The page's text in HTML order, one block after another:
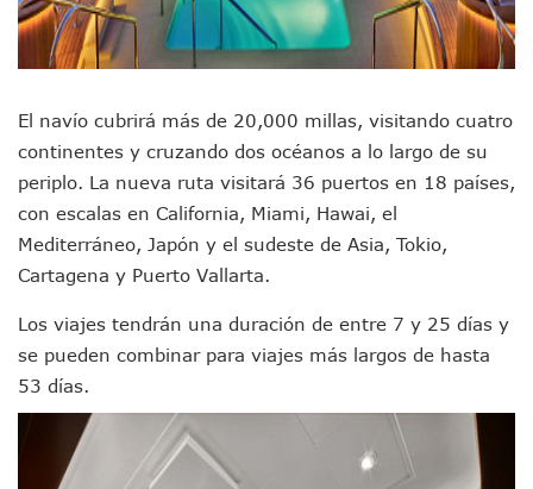
Dr. Álvarez Zayas Dirige Plan De Salud Animal Y
Por Desaparición Forzada, Expolicías De Nayarit
“El Mayo” Zambada Es Condenado A Morir En Prisión En
Brigada Forense Brindará Atención A Familias De
Vecinos De Vallarta 500 Exponen Queja De Vialidades A
Pelea De Extranjera Durante Función De “La Odisea” En
Joven Esgrimista De Puerto Vallarta Asegura Lugar En El
Llegan Camiones “oruga” A Puerto Vallarta Con
Coordinan Operativo Para Las Tradicionales Paseadas
Monzón Mexicano Causará Lluvias Muy Fuertes En
Descartan Riesgo De Tsunami Para Puerto Vallarta Tras
Donald Trump Asistirá A La Final Del Mundial 2026 Entre
Munguía Analiza Pedir 100 MDP De Adelanto De
Bomberas De Vallarta Asistirán A Simposio Internacional
Región Sanitaria VIII Activa Programa Para Menores Con
El navío cubrirá más de 20,000 millas, visitando cuatro
continentes y cruzando dos océanos a lo largo de su
periplo. La nueva ruta visitará 36 puertos en 18 países,
con escalas en California, Miami, Hawai, el
Mediterráneo, Japón y el sudeste de Asia, Tokio,
Cartagena y Puerto Vallarta.
Los viajes tendrán una duración de entre 7 y 25 días y
se pueden combinar para viajes más largos de hasta
53 días.